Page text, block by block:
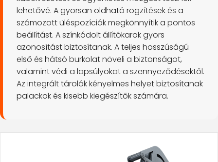
lehetővé. A gyorsan oldható rögzítések és a
számozott üléspozíciók megkönnyítik a pontos
beállítást. A színkódolt állítókarok gyors
azonosítást biztosítanak. A teljes hosszúságú
első és hátsó burkolat növeli a biztonságot,
valamint védi a lapsúlyokat a szennyeződésektől.
Az integrált tárolók kényelmes helyet biztosítanak
palackok és kisebb kiegészítők számára.